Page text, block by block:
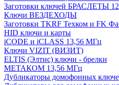
Заготовки ключей БРАСЛЕТЫ
Ключи ВЕЗДЕХОДЫ
Заготовки TKRF Техком и FK
HID ключи и карты
iCODE и iCLASS 13,56 МГц
Ключи VIZIT (ВИЗИТ)
ELTIS (Элтис) ключи - брелки
МЕТАКОМ 13,56 МГц
Дубликаторы домофонных